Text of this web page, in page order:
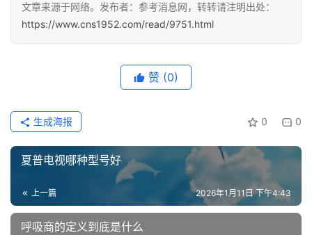
文章来源于网络。发布者：参考消息网，转转请注明出处：
https://www.cns1952.com/read/9751.html
赞 (0)
0 0
生成海报
夏普电视哪种型号好
上一篇 2026年1月11日 下午4:43
呼吸商的定义到底是什么